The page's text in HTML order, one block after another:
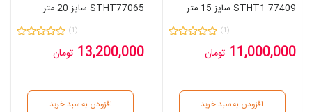
STHT1-77409 سایز 15 متر
(1)
11,000,000 تومان
افزودن به سبد خرید
STHT77065 سایز 20 متر
(1)
13,200,000 تومان
افزودن به سبد خرید